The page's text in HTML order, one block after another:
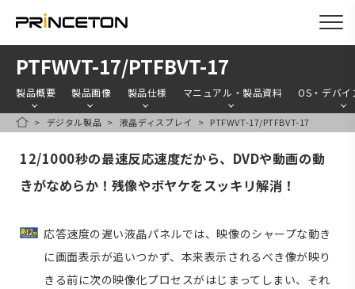
PTFWVT-17/PTFBVT-17
製品概要 製品画像 製品仕様 マニュアル・製品資料 OS・デバイ
HOMEデジタル製品 液晶ディスプレイ PTFWVT-17/PTFBVT-17
12/1000秒の最速反応速度だから、DVDや動画の動
きがなめらか！残像やボヤケをスッキリ解消！
応答速度の遅い液晶パネルでは、映像のシャープな動き
に画面表示が追いつかず、本来表示されるべき像が映り
きる前に次の映像化プロセスがはじまってしまい、それ